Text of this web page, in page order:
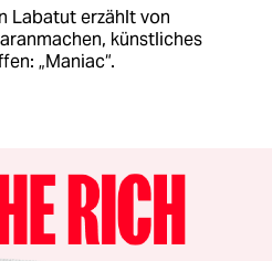
Labatut erzählt von
künstliches
„Maniac“.